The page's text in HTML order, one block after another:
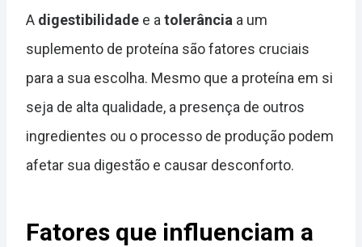
A digestibilidade e a tolerância a um
suplemento de proteína são fatores cruciais
para a sua escolha. Mesmo que a proteína em si
seja de alta qualidade, a presença de outros
ingredientes ou o processo de produção podem
afetar sua digestão e causar desconforto.
Fatores que influenciam a